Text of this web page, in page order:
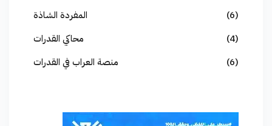
المفردة الشاذة
(6)
محاكي القدرات
(4)
منصة العراب في القدرات
(6)